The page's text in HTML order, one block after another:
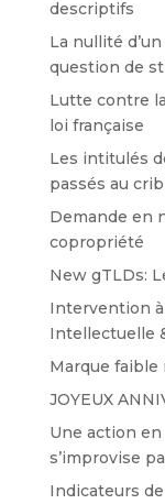
descriptifs
La nullité
question de
Lutte contre
loi française
Les intitulés
passés au
Demande en
copropriété
New gTLDs:
Intervention
Intellectuelle
Marque faible
JOYEUX
Une action
s’improvise
Indicateurs